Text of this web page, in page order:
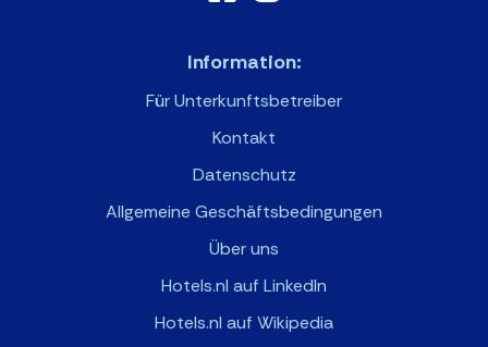
Information:
Für Unterkunftsbetreiber
Kontakt
Datenschutz
Allgemeine Geschäftsbedingungen
Über uns
Hotels.nl auf LinkedIn
Hotels.nl auf Wikipedia